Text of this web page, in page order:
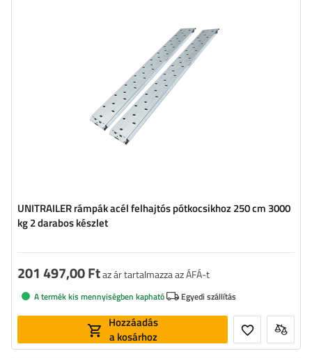
UNITRAILER rámpák acél felhajtós pótkocsikhoz 250 cm 3000
kg 2 darabos készlet
201 497,00 Ftaz ár tartalmazza az ÁFÁ-t
A termék kis mennyiségben kapható Egyedi szállítás
Hozzáadás
a kosárhoz